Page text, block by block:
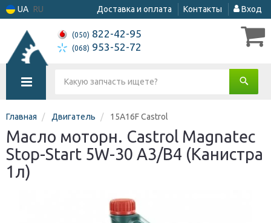
UA RU Доставка и оплата Контакты Вход
(050) 822-42-95
(068) 953-52-72
Главная Двигатель 15A16F Castrol
Масло моторн. Castrol Magnatec
Stop-Start 5W-30 A3/В4 (Канистра
1л)